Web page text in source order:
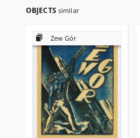
OBJECTS similar
Zew Gór